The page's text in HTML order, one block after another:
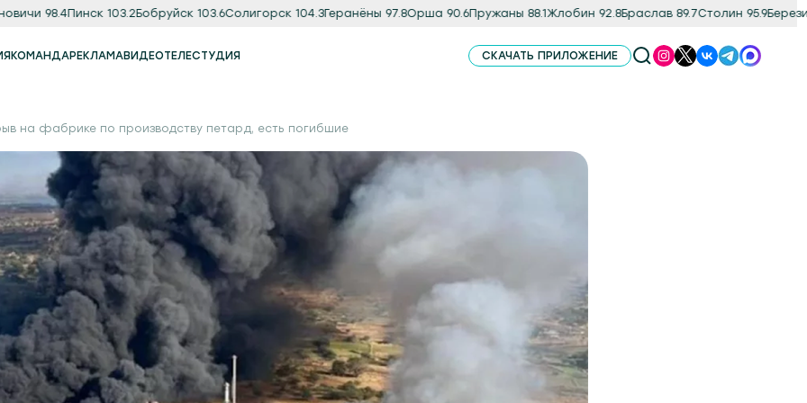
98.4Пинск 103.2 Бобруйск 103.6 Солигорск 104.3 Геранёны 97.8Орша 90.6Пружаны 88.1Жлобин 92.8Браслав 89.7Столин 95.9Березино
КОМАНДАРЕКЛАМАВИДЕОТЕЛЕСТУДИЯ СКАЧАТЬ ПРИЛОЖЕНИЕ
на фабрике по производству петард, есть погибшие